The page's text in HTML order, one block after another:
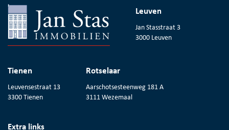
Leuven
Jan Stasstraat 3
3000 Leuven
Tienen
Leuvensestraat 13
3300 Tienen
Rotselaar
Aarschotsesteenweg 181 A
3111 Wezemaal
Extra links